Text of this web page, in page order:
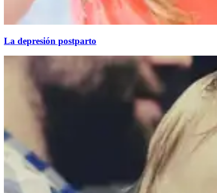
La depresión postparto